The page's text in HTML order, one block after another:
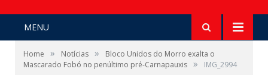
MENU
Home » Notícias »
Bloco Unidos do Morro exalta o
Mascarado Fobó no penúltimo pré-Carnapauxis » IMG_2994